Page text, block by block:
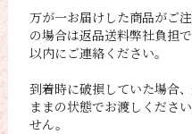
万が一お届けした商品がご
の場合は返品送料弊社負担
以内にご連絡ください。
到着時に破損していた場合
ままの状態でお渡しくださ
せん。